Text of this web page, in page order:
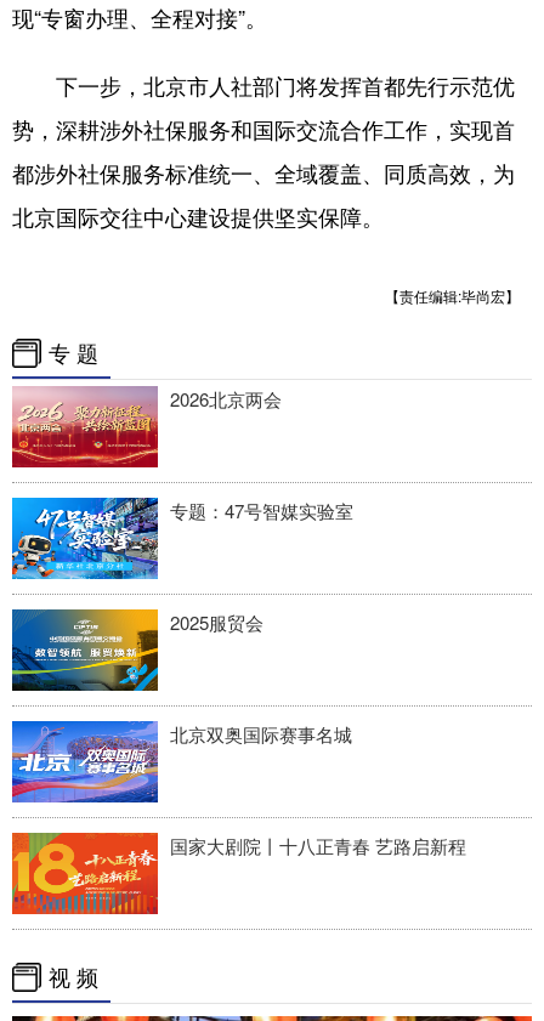
Русский язык 日本語 한국어
Deutsch Português
现“专窗办理、全程对接”。
下一步，北京市人社部门将发挥首都先行示范优
势，深耕涉外社保服务和国际交流合作工作，实现首
都涉外社保服务标准统一、全域覆盖、同质高效，为
北京国际交往中心建设提供坚实保障。
【责任编辑:毕尚宏】
专 题
2026北京两会
专题：47号智媒实验室
2025服贸会
北京双奥国际赛事名城
国家大剧院丨十八正青春 艺路启新程
视 频